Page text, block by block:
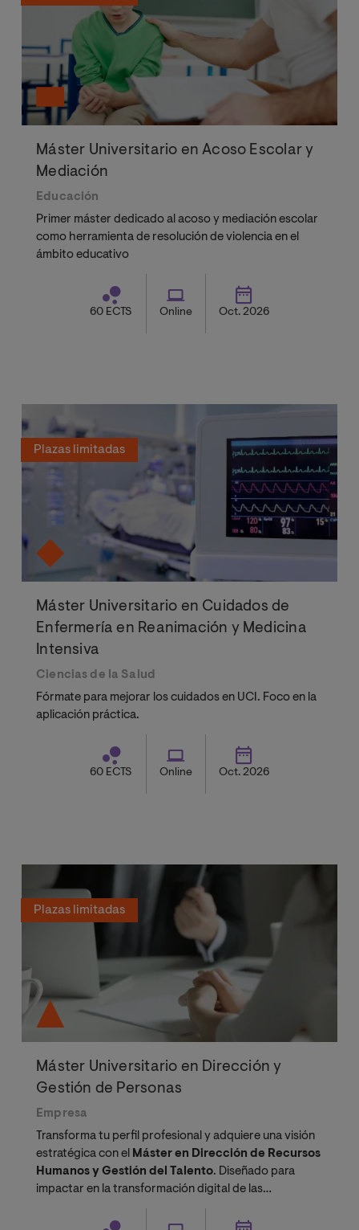
Máster Universitario en Acoso Escolar y
Mediación
Educación
Primer máster dedicado al acoso y mediación escolar
como herramienta de resolución de violencia en el
ámbito educativo
60 ECTS Online Oct. 2026
Plazas limitadas
Máster Universitario en Cuidados de
Enfermería en Reanimación y Medicina
Intensiva
Ciencias de la Salud
Fórmate para mejorar los cuidados en UCI. Foco en la
aplicación práctica.
60 ECTS Online Oct. 2026
Plazas limitadas
Máster Universitario en Dirección y
Gestión de Personas
Empresa
Transforma tu perfil profesional y adquiere una visión
estratégica con el Máster en Dirección de Recursos
Humanos y Gestión del Talento. Diseñado para
impactar en la transformación digital de las